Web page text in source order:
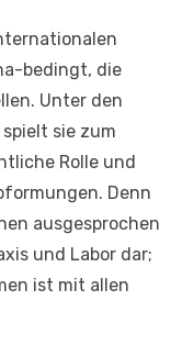
bedingt, die
Unter den
sie zum
Rolle und
Denn
ausgesprochen
und Labor dar;
ist mit allen